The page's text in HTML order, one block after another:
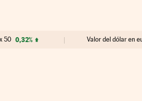
50 0,32% Valor del dólar en